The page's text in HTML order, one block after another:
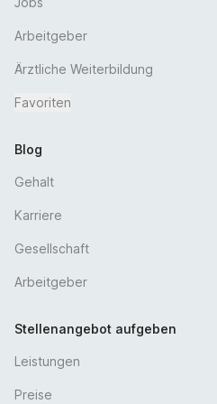
Flexible Dienstplangestaltung
Arbeitgeber
Ärztliche Weiterbildung
Favoriten
Blog
Gehalt
Karriere
Gesellschaft
Arbeitgeber
Stellenangebot aufgeben
Leistungen
Preise